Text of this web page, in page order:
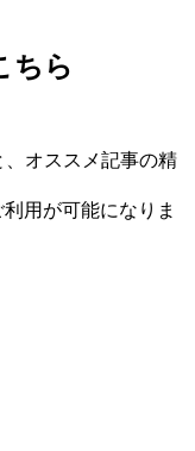
ちら
オススメ記事の精
用が可能になりま